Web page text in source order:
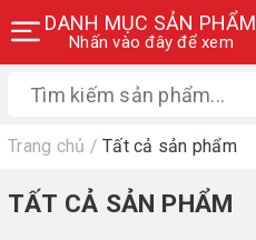
DANH MỤC SẢN PHẨM
Nhấn vào đây để xem
Trang chủ / Tất cả sản phẩm
TẤT CẢ SẢN PHẨM